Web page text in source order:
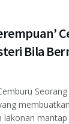
Bila
mantap